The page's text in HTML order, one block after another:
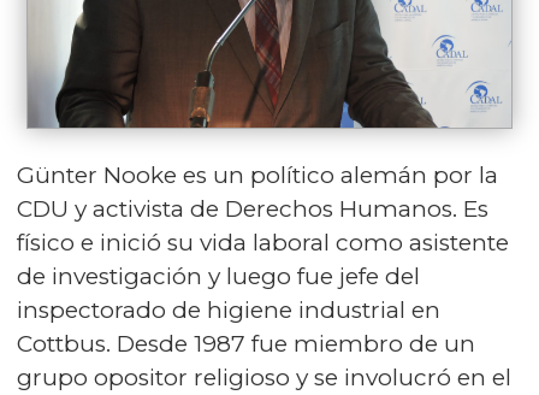
Günter Nooke es un político alemán por la
CDU y activista de Derechos Humanos. Es
físico e inició su vida laboral como asistente
de investigación y luego fue jefe del
inspectorado de higiene industrial en
Cottbus. Desde 1987 fue miembro de un
grupo opositor religioso y se involucró en el